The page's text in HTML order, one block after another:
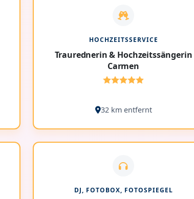
HOCHZEITSSERVICE
Traurednerin & Hochzeitssängerin
Carmen
32 km entfernt
DJ, FOTOBOX, FOTOSPIEGEL